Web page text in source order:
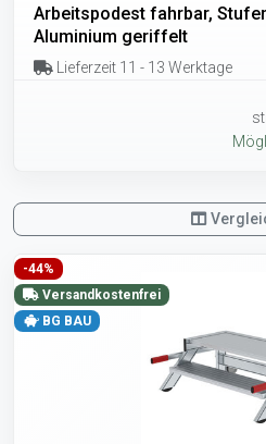
Arbeitspodest fahrbar,
Aluminium geriffelt
Lieferzeit 11 - 13 Werktage
-44%
Versandkostenfrei
BG BAU